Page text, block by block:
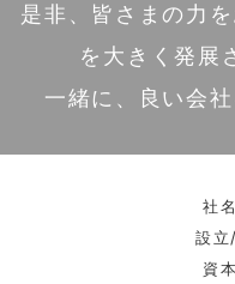
是非、皆さまの力
を大きく発展
一緒に、良い会
社
設立
資